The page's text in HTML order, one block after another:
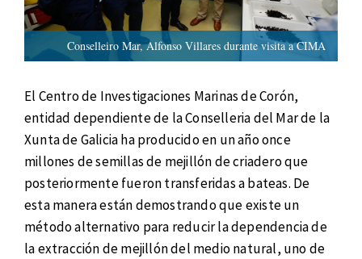
Conselleiro Mar, Alfonso Villares durante visita a CIMA
El Centro de Investigaciones Marinas de Corón,
entidad dependiente de la Conselleria del Mar de la
Xunta de Galicia ha producido en un año once
millones de semillas de mejillón de criadero que
posteriormente fueron transferidas a bateas. De
esta manera están demostrando que existe un
método alternativo para reducir la dependencia de
la extracción de mejillón del medio natural, uno de